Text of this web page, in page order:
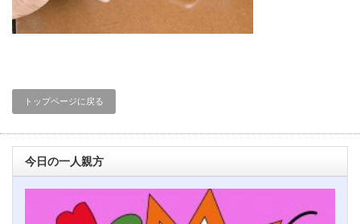
トップページに戻る
今日の一人親方